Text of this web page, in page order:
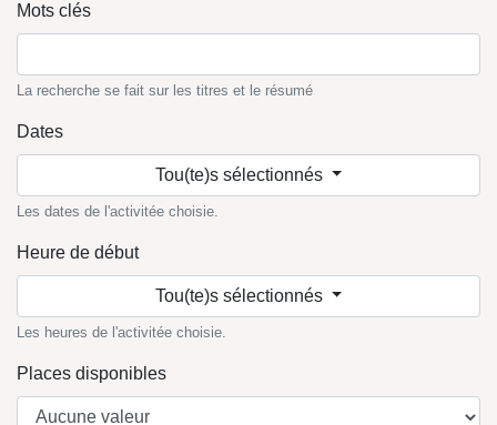
Mots clés
La recherche se fait sur les titres et le résumé
Dates
Tou(te)s sélectionnés
Les dates de l'activitée choisie.
Heure de début
Tou(te)s sélectionnés
Les heures de l'activitée choisie.
Places disponibles